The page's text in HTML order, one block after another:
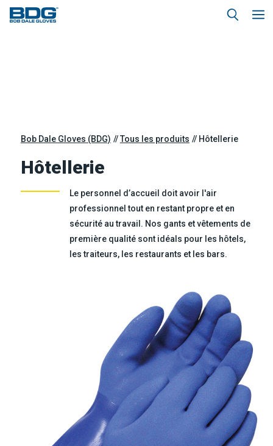
Bob Dale Gloves (BDG) Tous les produits Hôtellerie
Hôtellerie
Le personnel d’accueil doit avoir l'air
professionnel tout en restant propre et en
sécurité au travail. Nos gants et vêtements de
première qualité sont idéals pour les hôtels,
les traiteurs, les restaurants et les bars.